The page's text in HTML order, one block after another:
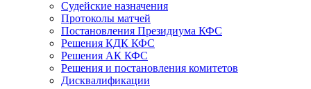
Судейские назначения
Протоколы матчей
Постановления Президиума КФС
Решения КДК КФС
Решения АК КФС
Решения и постановления комитетов
Дисквалификации